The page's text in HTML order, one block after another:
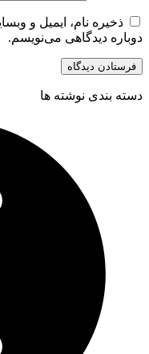
ذخیره نام، ایمیل و
دوباره دیدگاهی می‌نویسم.
دسته بندی نوشته ها